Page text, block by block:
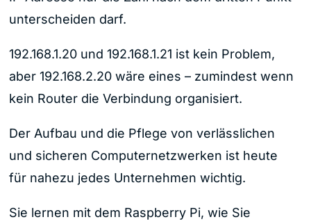
unterscheiden darf.
192.168.1.20 und 192.168.1.21 ist kein Problem,
aber 192.168.2.20 wäre eines – zumindest wenn
kein Router die Verbindung organisiert.
Der Aufbau und die Pflege von verlässlichen
und sicheren Computernetzwerken ist heute
für nahezu jedes Unternehmen wichtig.
Sie lernen mit dem Raspberry Pi, wie Sie